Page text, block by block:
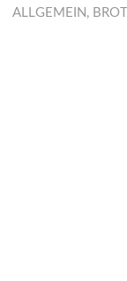
ALLGEMEIN , BROT